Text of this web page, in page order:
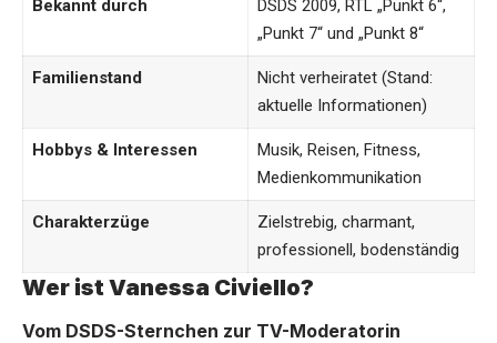
Bekannt durch
DSDS 2009, RTL „Punkt 6“,
„Punkt 7“ und „Punkt 8“
Familienstand
Nicht verheiratet (Stand:
aktuelle Informationen)
Hobbys & Interessen
Musik, Reisen, Fitness,
Medienkommunikation
Charakterzüge
Zielstrebig, charmant,
professionell, bodenständig
Wer ist Vanessa Civiello?
Vom DSDS-Sternchen zur TV-Moderatorin